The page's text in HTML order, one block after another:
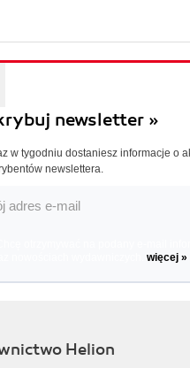
newsletter »
w tygodniu dostaniesz informacje o
newslettera.
więcej »
Helion